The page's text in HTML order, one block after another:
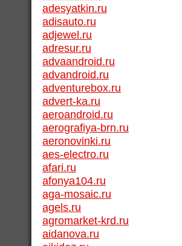
adesyatkin.ru
adisauto.ru
adjewel.ru
adresur.ru
advaandroid.ru
advandroid.ru
adventurebox.ru
advert-ka.ru
aeroandroid.ru
aerografiya-brn.ru
aeronovinki.ru
aes-electro.ru
afari.ru
afonya104.ru
aga-mosaic.ru
agels.ru
agromarket-krd.ru
aidanova.ru